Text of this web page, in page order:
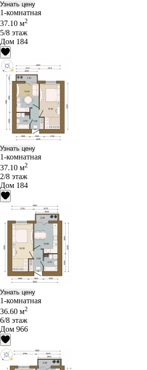
Узнать цену
1-комнатная
37.10 м2
5/8 этаж
Дом 184
Узнать цену
1-комнатная
37.10 м2
2/8 этаж
Дом 184
Узнать цену
1-комнатная
36.60 м2
6/8 этаж
Дом 966